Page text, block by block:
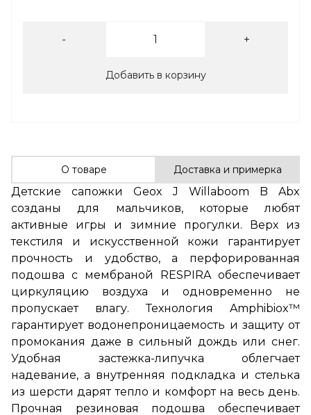
- +
Добавить в корзину
О товаре Доставка и примерка
Детские сапожки Geox J Willaboom B Abx
созданы для мальчиков, которые любят
активные игры и зимние прогулки. Верх из
текстиля и искусственной кожи гарантирует
прочность и удобство, а перфорированная
подошва с мембраной RESPIRA обеспечивает
циркуляцию воздуха и одновременно не
пропускает влагу. Технология Amphibiox™
гарантирует водонепроницаемость и защиту от
промокания даже в сильный дождь или снег.
Удобная застежка-липучка облегчает
надевание, а внутренняя подкладка и стелька
из шерсти дарят тепло и комфорт на весь день.
Прочная резиновая подошва обеспечивает